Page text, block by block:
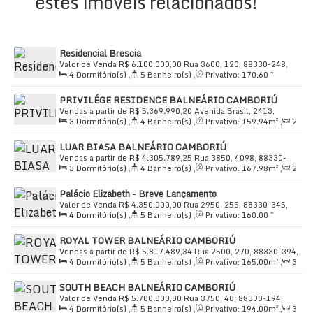
Bistrô com adega
🔒Condomínio fechado
📹Circuito interno de TVesistema de alarme
♿Acesso a deficientes
🚰Água
📌 Conveniências e localização estratégica
Você estará cercado por tudo que facilita a rotina e
valoriza o imóvel:
🏦Bancos| 🥩Açougue| 📰Banca de revistas
🍔Burger King| 🎬Cinemas
🛣️Avenida Brasilcom acesso rápido aos principais
pontos do Centro
📲 Quer fotos, vídeo e
Residencial Brescia
R$ 6.100.000,00
Valor de Venda
Rua 3600, 120, 88330-248,
Centro, Balneário Camboriú, Santa Catarina, Brasil
4 Dormitório(s) , 5 Banheiro(s) , Privativo: 170.60 ~
214.49m², 2 Sala(s) , 4Suíte(s) , Total:214.49m² ,
3
Vaga(s), Útil:214.49m²
PRIVILÉGE RESIDENCE BALNEÁRIO CAMBORIÚ
R$ 5.369.990,20
Vendas a partir de
Avenida Brasil, 2413,
88330-050, Centro, Balneário Camboriú, Santa Catarina, Brasil
3 Dormitório(s) , 4 Banheiro(s) , Privativo: 159.94m² ,
2
Sala(s) , 3Suíte(s) , Total:309.50m² , 3Vaga(s) ,
Útil:
159.94m²
LUAR BIASA BALNEÁRIO CAMBORIÚ
R$ 4.305.789,25
Vendas a partir de
Rua 3850, 4098, 88330-
190, Centro, Balneário Camboriú, Santa Catarina, Brasil
3 Dormitório(s) , 4 Banheiro(s) , Privativo: 167.98m² ,
2
Sala(s) , 3Suíte(s) , Total:337.59m² , 2Vaga(s) ,
Útil:
167.98m²
Palácio Elizabeth - Breve Lançamento
R$ 4.350.000,00
Valor de Venda
Rua 2950, 255, 88330-345,
Centro, Balneário Camboriú, Santa Catarina, Brasil
4 Dormitório(s) , 5 Banheiro(s) , Privativo: 160.00 ~
212.00m², 3 Sala(s) , 4Suíte(s) , Total:160.00m² ,
3
Vaga(s)
Útil: 160.00m²
ROYAL TOWER BALNEÁRIO CAMBORIÚ
R$ 5.817.489,34
Vendas a partir de
Rua 2500, 270, 88330-394,
Centro, Balneário Camboriú, Santa Catarina, Brasil
4 Dormitório(s) , 5 Banheiro(s) , Privativo: 165.00m² ,
3
Sala(s) , 4Suíte(s) , Total:272.00m² , 2Vaga(s) ,
Útil:
165.00m²
SOUTH BEACH BALNEÁRIO CAMBORIÚ
R$ 5.700.000,00
Valor de Venda
Rua 3750, 40, 88330-194,
4 Dormitório(s) , 5 Banheiro(s) , Privativo: 194.00m² ,
3